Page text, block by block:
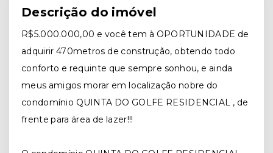
Descrição do imóvel
R$5.000.000,00 e você tem à OPORTUNIDADE de
adquirir 470metros de construção, obtendo todo
conforto e requinte que sempre sonhou, e ainda
meus amigos morar em localização nobre do
condomínio QUINTA DO GOLFE RESIDENCIAL , de
frente para área de lazer!!!